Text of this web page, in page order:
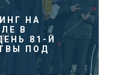
НА
В
81-Й
ПОД